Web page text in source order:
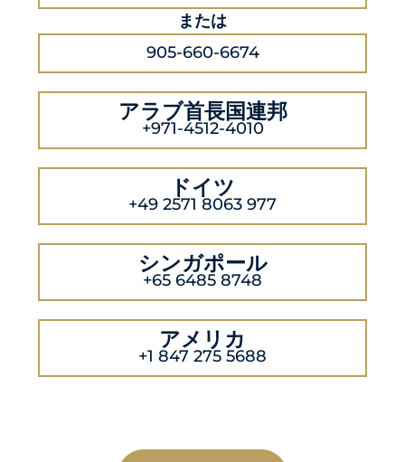
または
905-660-6674
アラブ首長国連邦
+971-4512-4010
ドイツ
+49 2571 8063 977
シンガポール
+65 6485 8748
アメリカ
+1 847 275 5688